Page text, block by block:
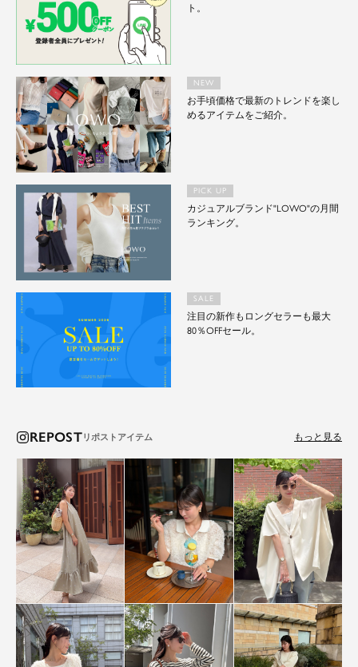
ト。
NEW
お手頃価格で最新のトレンドを楽し
めるアイテムをご紹介。
PICK UP
カジュアルブランド"LOWO"の月間
ランキング。
SALE
注目の新作もロングセラーも最大
80％OFFセール。
REPOST もっと見る